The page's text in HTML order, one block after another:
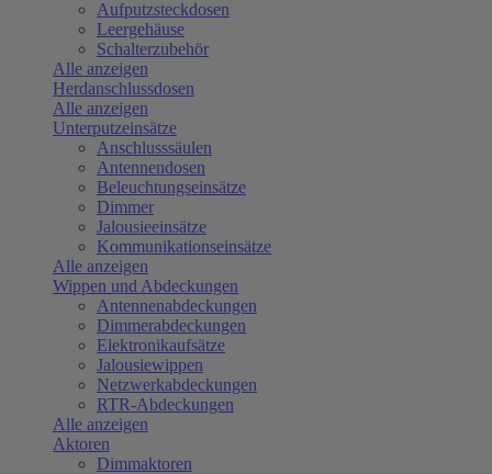
Aufputzsteckdosen
Leergehäuse
Schalterzubehör
Alle anzeigen
Herdanschlussdosen
Alle anzeigen
Unterputzeinsätze
Anschlusssäulen
Antennendosen
Beleuchtungseinsätze
Dimmer
Jalousieeinsätze
Kommunikationseinsätze
Alle anzeigen
Wippen und Abdeckungen
Antennenabdeckungen
Dimmerabdeckungen
Elektronikaufsätze
Jalousiewippen
Netzwerkabdeckungen
RTR-Abdeckungen
Alle anzeigen
Aktoren
Dimmaktoren